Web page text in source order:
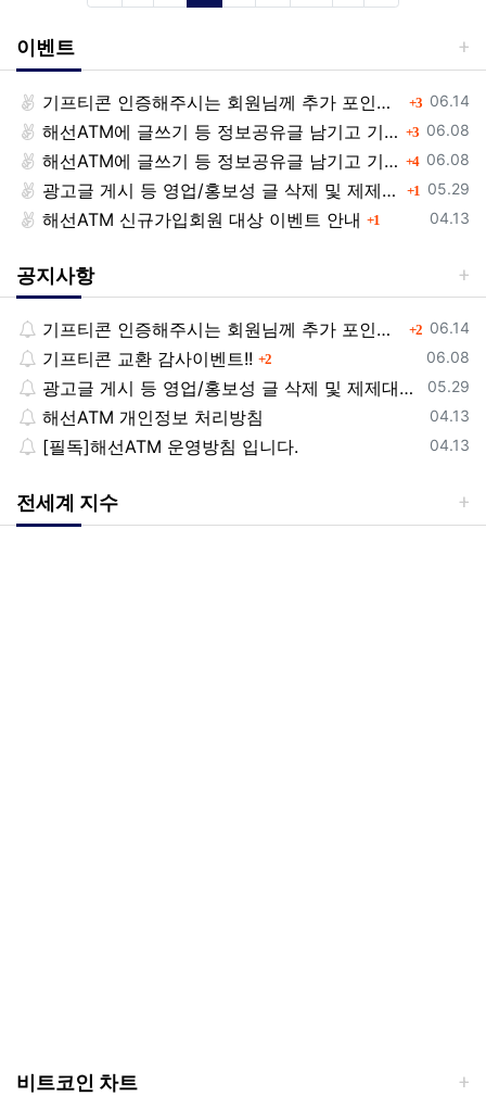
이벤트
등록일
06.14
기프티콘 인증해주시는 회원님께 추가 포인트 쏩니다!! 3댓글
등록일
06.08
해선ATM에 글쓰기 등 정보공유글 남기고 기프티콘 받자! 3댓글
등록일
06.08
해선ATM에 글쓰기 등 정보공유글 남기고 기프티콘 받자! 4댓글
등록일
05.29
광고글 게시 등 영업/홍보성 글 삭제 및 제제대상입니다. 1댓글
등록일
04.13
해선ATM 신규가입회원 대상 이벤트 안내 1
공지사항
등록일
06.14
기프티콘 인증해주시는 회원님께 추가 포인트 쏩니다!! 2댓글
등록일
06.08
기프티콘 교환 감사이벤트!! 2댓글
등록일
05.29
광고글 게시 등 영업/홍보성 글 삭제 및 제제대상입니다.
등록일
04.13
해선ATM 개인정보 처리방침
등록일
04.13
[필독]해선ATM 운영방침 입니다.
전세계 지수
비트코인 차트